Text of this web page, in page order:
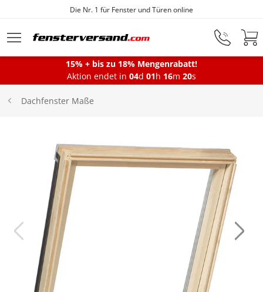
Zum Hauptinhalt springen
Die Nr. 1 für Fenster und Türen online
Montageservice
Balkontüren
Terrassentüren
Haustüren
Sonnenschutz
15% + bis zu 18% Mengenrabatt!
Aktion endet in 04d 01h 16m 19s
Dachfenster Maße